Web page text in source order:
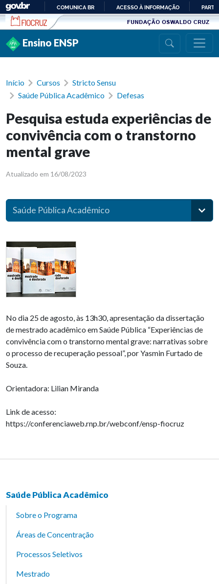
Ir para conteúdo
PARA
COMUNICA BR ACESSO À INFORMAÇÃO
Ensino ENSP
Início Cursos
Stricto Sensu
Saúde Pública Acadêmico
Defesas
Pesquisa estuda experiências de
convivência com o transtorno
mental grave
Atualizado em 16/08/2023
Saúde Pública Acadêmico
No dia 25 de agosto, às 13h30, apresentação da dissertação
de mestrado acadêmico em Saúde Pública “Experiências de
convivência com o transtorno mental grave: narrativas sobre
o processo de recuperação pessoal”, por Yasmin Furtado de
Souza.
Orientadora: Lilian Miranda
Link de acesso:
https://conferenciaweb.rnp.br/webconf/ensp-fiocruz
Saúde Pública Acadêmico
Sobre o Programa
Áreas de Concentração
Processos Seletivos
Mestrado